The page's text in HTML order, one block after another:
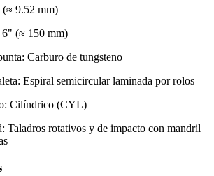
9.52 mm)
(≈ 150 mm)
Carburo de tungsteno
Espiral semicircular laminada por rolos
Cilíndrico (CYL)
Taladros rotativos y de impacto con mandril